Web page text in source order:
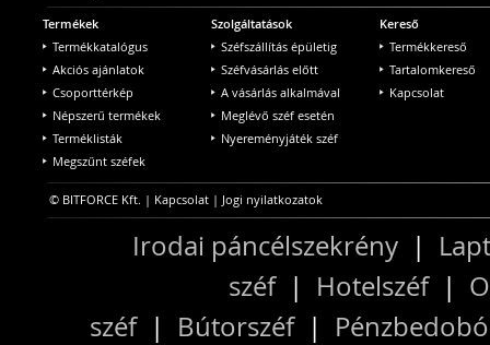
Termékek
Termékkatalógus
Akciós ajánlatok
Csoporttérkép
Népszerű termékek
Terméklisták
Megszűnt széfek
Szolgáltatások
Széfszállítás épületig
Széfvásárlás előtt
A vásárlás alkalmával
Meglévő széf esetén
Nyereményjáték széf
Kereső
Termékkereső
Tartalomkereső
Kapcsolat
© BITFORCE Kft. | Kapcsolat | Jogi nyilatkozatok
Irodai páncélszekrény |
széf| Hotelszéf|
széf| Bútorszéf|